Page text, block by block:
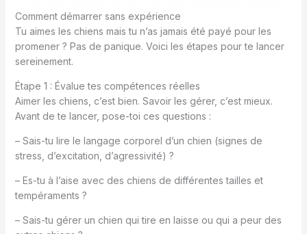
Comment démarrer sans expérience
Tu aimes les chiens mais tu n’as jamais été payé pour les
promener ? Pas de panique. Voici les étapes pour te lancer
sereinement.
Étape 1 : Évalue tes compétences réelles
Aimer les chiens, c’est bien. Savoir les gérer, c’est mieux.
Avant de te lancer, pose-toi ces questions :
– Sais-tu lire le langage corporel d’un chien (signes de
stress, d’excitation, d’agressivité) ?
– Es-tu à l’aise avec des chiens de différentes tailles et
tempéraments ?
– Sais-tu gérer un chien qui tire en laisse ou qui a peur des